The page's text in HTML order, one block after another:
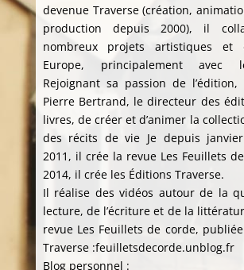
devenue Traverse (création,
production depuis 2000), il
nombreux projets artistiques et
Europe, principalement avec
Rejoignant sa passion de
Pierre Bertrand, le directeur des
livres, de créer et d’animer la
des récits de vie Je depuis
2011, il crée la revue Les Feuillets
2014, il crée les Éditions Traverse.
Il réalise des vidéos autour de la
lecture, de l’écriture et de la
revue Les Feuillets de corde,
Traverse :feuilletsdecorde.unblog.fr
Blog personnel :